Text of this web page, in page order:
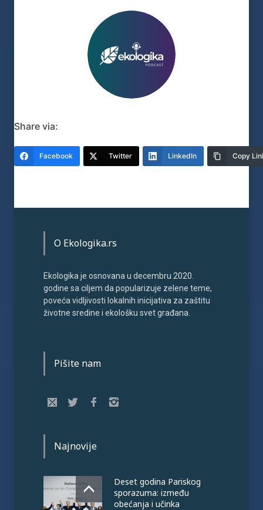
Share via:
Facebook Twitter LinkedIn Copy
O Ekologika.rs
Ekologika je osnovana u decembru 2020.
godine sa ciljem da popularizuje zelene teme,
poveća vidljivosti lokalnih inicijativa za zaštitu
životne sredine i ekološku svet građana.
Pišite nam
Najnovije
Deset godina Pariskog
sporazuma: između
obećanja i učinka